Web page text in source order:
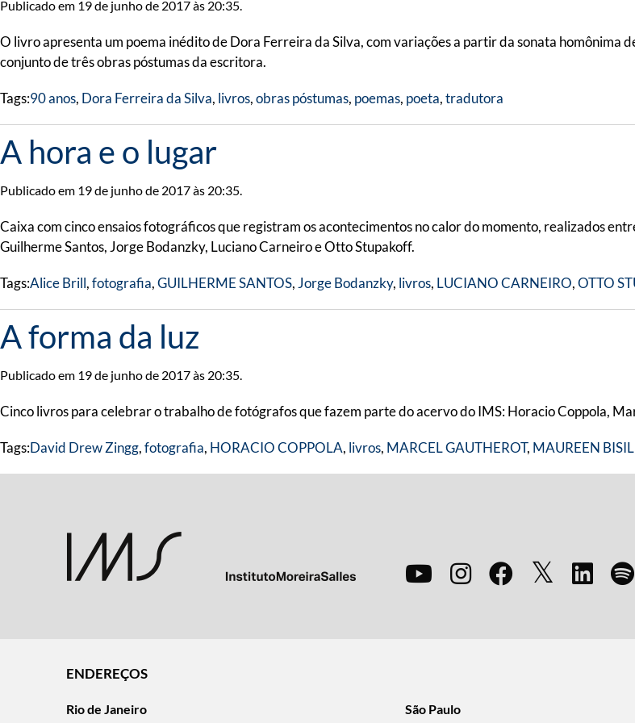
Publicado em 19 de junho de 2017 às 20:35.
O livro apresenta um poema inédito de Dora Ferreira da Silva, com variações a partir da sonata homônima
conjunto de três obras póstumas da escritora.
Tags:90 anos, Dora Ferreira da Silva, livros,obras póstumas, poemas, poeta,tradutora
A hora e o lugar
Publicado em 19 de junho de 2017 às 20:35.
Caixa com cinco ensaios fotográficos que registram os acontecimentos no calor do momento, realizados
Guilherme Santos, Jorge Bodanzky, Luciano Carneiro e Otto Stupakoff.
Tags:Alice Brill,fotografia,GUILHERME SANTOS, Jorge Bodanzky, livros, LUCIANO CARNEIRO,OTTO
A forma da luz
Publicado em 19 de junho de 2017 às 20:35.
Cinco livros para celebrar o trabalho de fotógrafos que fazem parte do acervo do IMS: Horacio Coppola,
Tags:David Drew Zingg,fotografia, HORACIO COPPOLA, livros, MARCEL GAUTHEROT, MAUREEN
ENDEREÇOS
Rio de Janeiro São Paulo